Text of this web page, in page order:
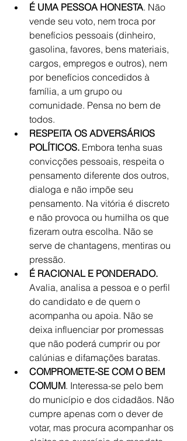
É UMA PESSOA HONESTA. Não
vende seu voto, nem troca por
benefícios pessoais (dinheiro,
gasolina, favores, bens materiais,
cargos, empregos e outros), nem
por benefícios concedidos à
família, a um grupo ou
comunidade. Pensa no bem de
todos.
RESPEITA OS ADVERSÁRIOS
POLÍTICOS. Embora tenha suas
convicções pessoais, respeita o
pensamento diferente dos outros,
dialoga e não impõe seu
pensamento. Na vitória é discreto
e não provoca ou humilha os que
fizeram outra escolha. Não se
serve de chantagens, mentiras ou
pressão.
É RACIONAL E PONDERADO.
Avalia, analisa a pessoa e o perfil
do candidato e de quem o
acompanha ou apoia. Não se
deixa influenciar por promessas
que não poderá cumprir ou por
calúnias e difamações baratas.
COMPROMETE-SE COM O BEM
COMUM. Interessa-se pelo bem
do município e dos cidadãos. Não
cumpre apenas com o dever de
votar, mas procura acompanhar os